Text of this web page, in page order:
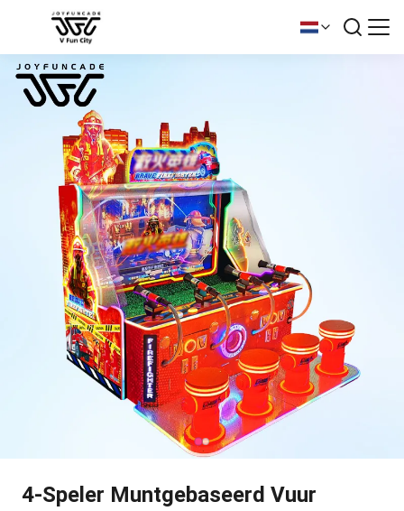
4-Speler Muntgebaseerd Vuur